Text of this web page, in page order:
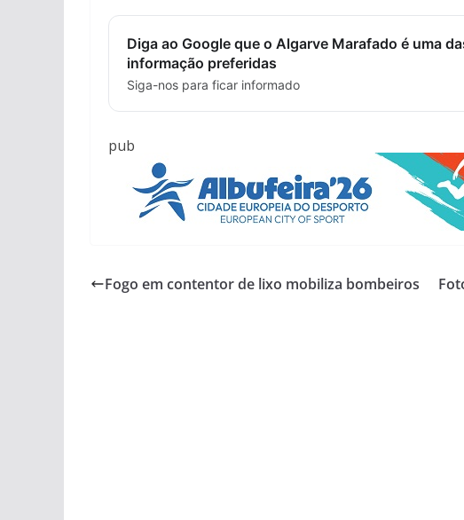
Diga ao Google que o Algarve Marafado é uma
informação preferidas
Siga-nos para ficar informado
pub
Fogo em contentor de lixo mobiliza bombeiros